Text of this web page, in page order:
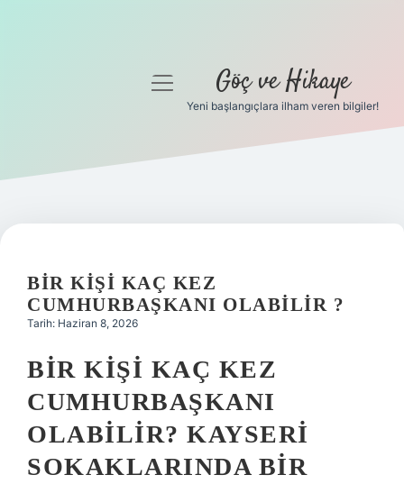
Gizlilik Politikası
Yasal Uyarı
menüyü
Göç ve Hikaye
Yeni başlangıçlara ilham veren bilgiler!
BIR KIŞI KAÇ KEZ
CUMHURBAŞKANI OLABILIR ?
Tarih: Haziran 8, 2026
BIR KIŞI KAÇ KEZ
CUMHURBAŞKANI
OLABILIR? KAYSERI
SOKAKLARINDA BIR